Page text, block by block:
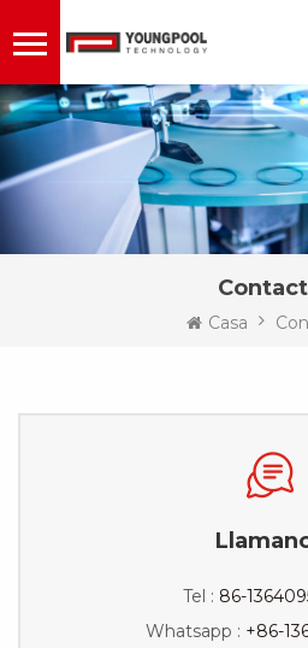
Casa
Tel : 86-
Whatsapp : +86-